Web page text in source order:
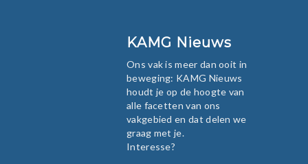
KAMG Nieuws
Ons vak is meer dan ooit in
beweging: KAMG Nieuws
houdt je op de hoogte van
alle facetten van ons
vakgebied en dat delen we
graag met je.
Interesse?